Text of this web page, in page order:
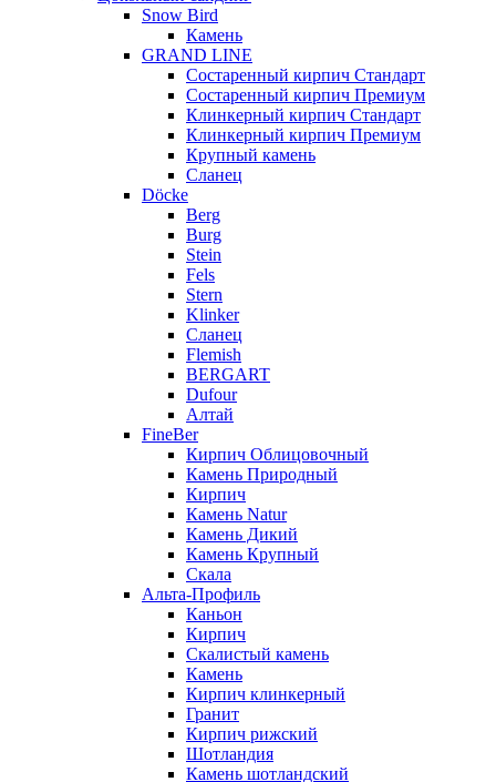
Snow Bird
Камень
GRAND LINE
Состаренный кирпич Стандарт
Состаренный кирпич Премиум
Клинкерный кирпич Стандарт
Клинкерный кирпич Премиум
Крупный камень
Сланец
Döcke
Berg
Burg
Stein
Fels
Stern
Klinker
Сланец
Flemish
BERGART
Dufour
Алтай
FineBer
Кирпич Облицовочный
Камень Природный
Кирпич
Камень Natur
Камень Дикий
Камень Крупный
Скала
Альта-Профиль
Каньон
Кирпич
Скалистый камень
Камень
Кирпич клинкерный
Гранит
Кирпич рижский
Шотландия
Камень шотландский